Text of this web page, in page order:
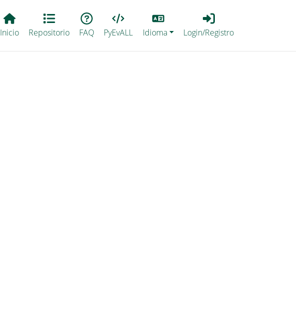
Main EvALL
Inicio Repositorio FAQ PyEvALL
Lang
Idioma
Login_Registro
Login/Registro